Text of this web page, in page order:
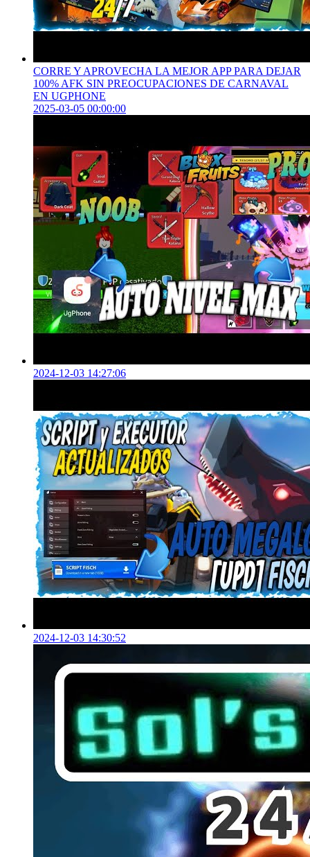
CORRE Y APROVECHA LA MEJOR APP PARA DEJAR
100% AFK SIN PREOCUPACIONES DE CARNAVAL
EN UGPHONE
2025-03-05 00:00:00
2024-12-03 14:27:06
2024-12-03 14:30:52